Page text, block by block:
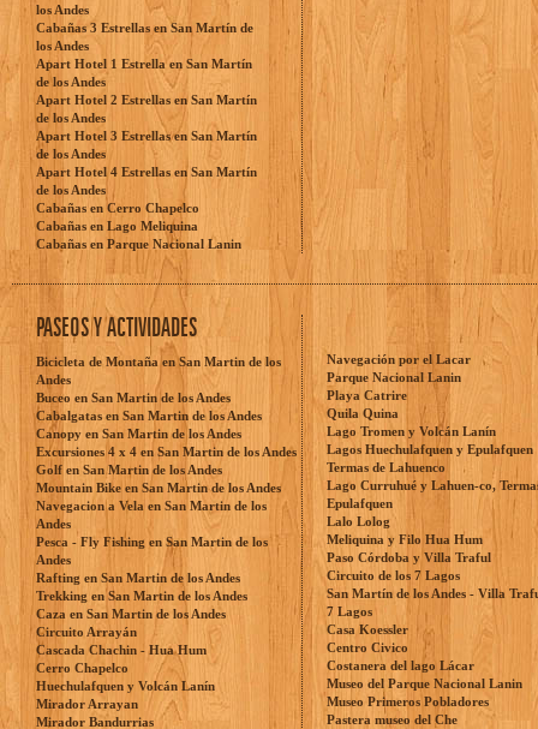
los Andes
Cabañas 3 Estrellas en San Martín de
los Andes
Apart Hotel 1 Estrella en San Martín
de los Andes
Apart Hotel 2 Estrellas en San Martín
de los Andes
Apart Hotel 3 Estrellas en San Martín
de los Andes
Apart Hotel 4 Estrellas en San Martín
de los Andes
Cabañas en Cerro Chapelco
Cabañas en Lago Meliquina
Cabañas en Parque Nacional Lanin
PASEOS Y ACTIVIDADES
Bicicleta de Montaña en San Martin de los
Andes
Buceo en San Martin de los Andes
Cabalgatas en San Martin de los Andes
Canopy en San Martin de los Andes
Excursiones 4 x 4 en San Martin de los Andes
Golf en San Martin de los Andes
Mountain Bike en San Martin de los Andes
Navegacion a Vela en San Martin de los
Andes
Pesca - Fly Fishing en San Martin de los
Andes
Rafting en San Martin de los Andes
Trekking en San Martin de los Andes
Caza en San Martin de los Andes
Circuito Arrayán
Cascada Chachin - Hua Hum
Cerro Chapelco
Huechulafquen y Volcán Lanín
Mirador Arrayan
Mirador Bandurrias
Navegación por el Lacar
Parque Nacional Lanin
Playa Catrire
Quila Quina
Lago Tromen y Volcán Lanín
Lagos Huechulafquen y Epulafquen
Termas de Lahuenco
Lago Curruhué y Lahuen-co,
Epulafquen
Lalo Lolog
Meliquina y Filo Hua Hum
Paso Córdoba y Villa Traful
Circuito de los 7 Lagos
San Martín de los Andes - Villa
7 Lagos
Casa Koessler
Centro Civico
Costanera del lago Lácar
Museo del Parque Nacional Lanin
Museo Primeros Pobladores
Pastera museo del Che